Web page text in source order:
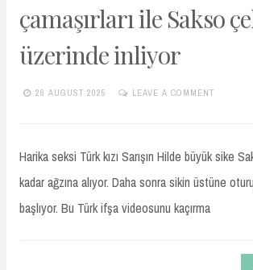
çamaşırları ile Sakso
üzerinde inliyor
26 AUGUST 2025
LEAVE A COMMENT
Harika seksi Türk kızı Sarışın Hilde büyük sike
kadar ağzına alıyor. Daha sonra sikin üstüne
başlıyor. Bu Türk ifşa videosunu kaçırma